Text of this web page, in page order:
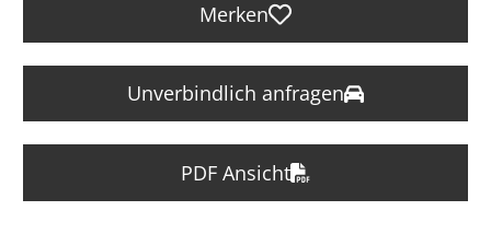
Merken
Unverbindlich anfragen
PDF Ansicht